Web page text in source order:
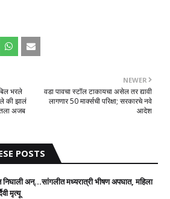
NEWER
वडा पावचा स्टॉल टाकायचा असेल तर द्यावी
लागणार 50 मार्क्सची परिक्षा; सरकारचे नवे
आदेश
भरले
की झालं
अजब
POSTS
अन्...सांगलीत मध्यरात्री भीषण अपघात, महिला
मृत्यू